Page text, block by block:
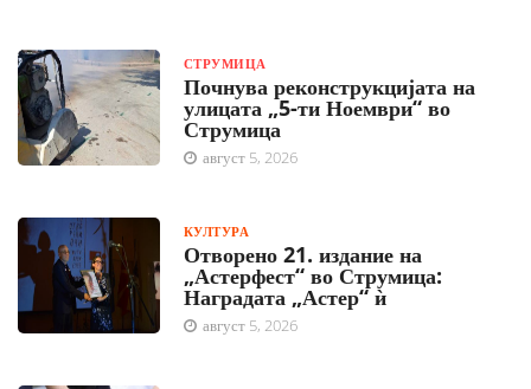
СТРУМИЦА
Почнува реконструкцијата на
улицата „5-ти Ноември“ во
Струмица
август 5, 2026
КУЛТУРА
Отворено 21. издание на
„Астерфест“ во Струмица:
Наградата „Астер“ ѝ
август 5, 2026